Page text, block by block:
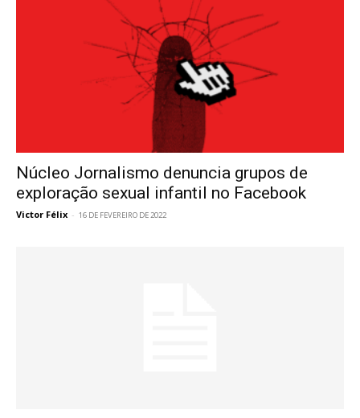
Núcleo Jornalismo denuncia grupos de
exploração sexual infantil no Facebook
Victor Félix - 16 DE FEVEREIRO DE 2022